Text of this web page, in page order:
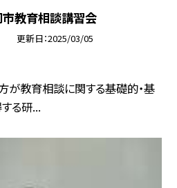
岡市教育相談講習会
更新日 2025/03/05
が教育相談に関する基礎的・基
る研...